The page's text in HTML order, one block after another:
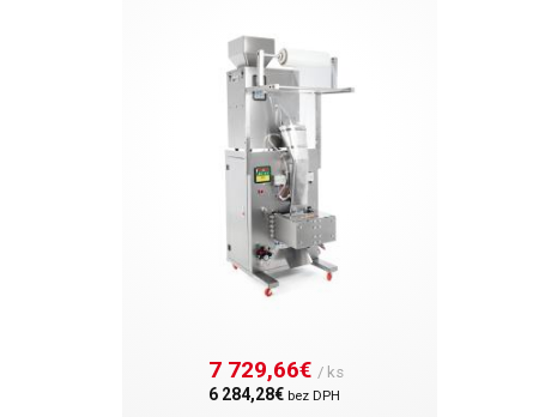
7 729,66€ / ks
6 284,28€ bez DPH